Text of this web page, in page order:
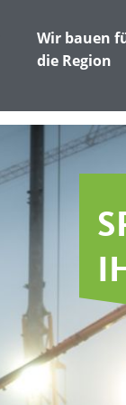
Wir bauen
die Region